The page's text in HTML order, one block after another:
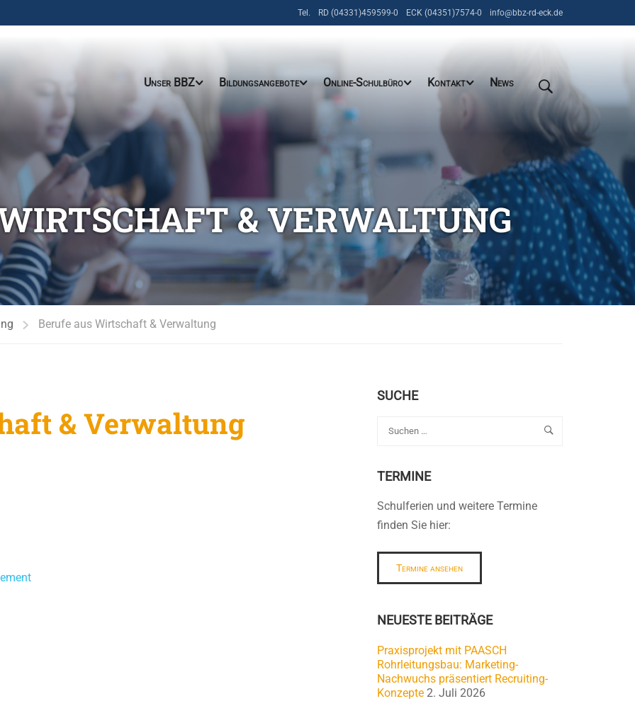
Tel. RD (04331)459599-0 ECK (04351)7574-0 info@bbz-rd-eck.de
Unser BBZ Bildungsangebote Online-Schulbüro Kontakt News
& VERWALTUNG
Berufe aus Wirtschaft & Verwaltung
& Verwaltung
SUCHE
TERMINE
Schulferien und weitere Termine
finden Sie hier:
Termine ansehen
NEUESTE BEITRÄGE
Praxisprojekt mit PAASCH
Rohrleitungsbau: Marketing-
Nachwuchs präsentiert Recruiting-
Konzepte 2. Juli 2026